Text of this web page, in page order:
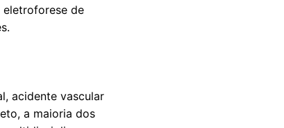
eletroforese de
acidente vascular
a maioria dos